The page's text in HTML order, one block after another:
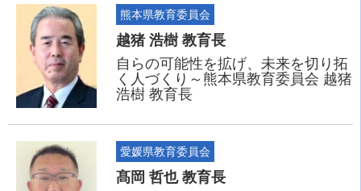
熊本県教育委員会
越猪 浩樹 教育長
自らの可能性を拡げ、未来を切り拓
く人づくり～熊本県教育委員会 越猪
浩樹 教育長
愛媛県教育委員会
髙岡 哲也 教育長